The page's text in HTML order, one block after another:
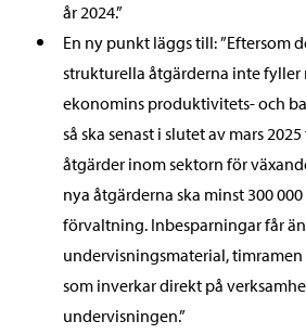
år 2024.”
En ny punkt läggs till: ”Eftersom
strukturella åtgärderna inte fyller
ekonomins produktivitets- och
så ska senast i slutet av mars
åtgärder inom sektorn för
nya åtgärderna ska minst 300
förvaltning. Inbesparningar får
undervisningsmaterial,
som inverkar direkt på
undervisningen.”